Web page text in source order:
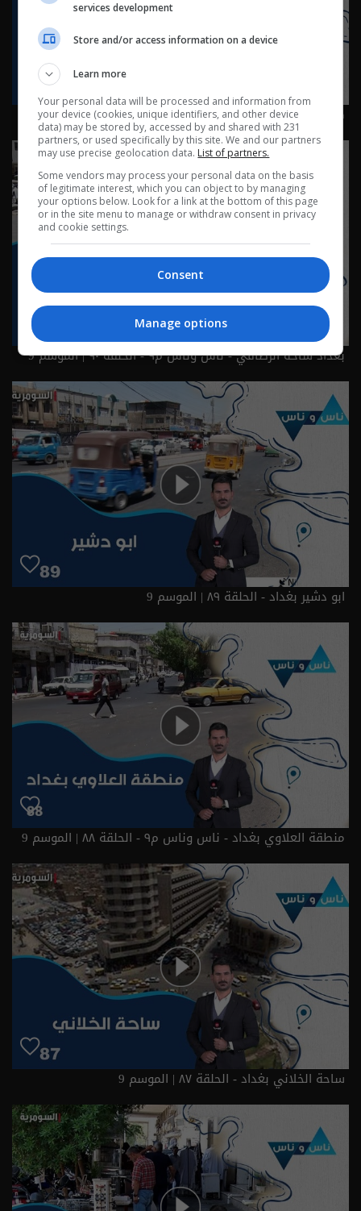
كربلاء: كرم لا ينتهي في طريق الحسين - ناس وناس م٩ -
حلقة ٩١ | الموسم 9
بغداد ساحة الرصافي - ناس وناس م٩ - الحلقة ٩٠ | الموسم 9
ابو دشير بغداد - الحلقة ٨٩ | الموسم 9
منطقة العلاوي بغداد - ناس وناس م٩ - الحلقة ٨٨ | الموسم 9
ساحة الخلاني بغداد - الحلقة ٨٧ | الموسم 9
services development
Store and/or access information on a device
Learn more
Your personal data will be processed and information from
your device (cookies, unique identifiers, and other device
data) may be stored by, accessed by and shared with 231
partners, or used specifically by this site. We and our partners
may use precise geolocation data. List of partners.
Some vendors may process your personal data on the basis
of legitimate interest, which you can object to by managing
your options below. Look for a link at the bottom of this page
or in the site menu to manage or withdraw consent in privacy
and cookie settings.
Consent
Manage options